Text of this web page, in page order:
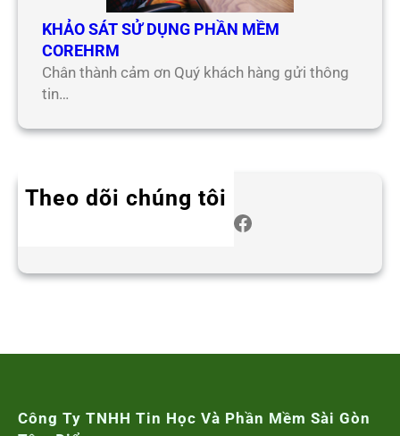
KHẢO SÁT SỬ DỤNG PHẦN MỀM
COREHRM
Chân thành cảm ơn Quý khách hàng gửi thông
tin…
Theo dõi chúng tôi
Facebook
Công Ty TNHH Tin Học Và Phần Mềm Sài Gòn